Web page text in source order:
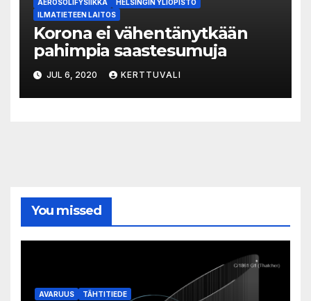
AEROSOLIFYSIIKKA
HELSINGIN YLIOPISTO
ILMATIETEEN LAITOS
Korona ei vähentänytkään
pahimpia saastesumuja
JUL 6, 2020 KERTTUVALI
You missed
AVARUUS TÄHTITIEDE